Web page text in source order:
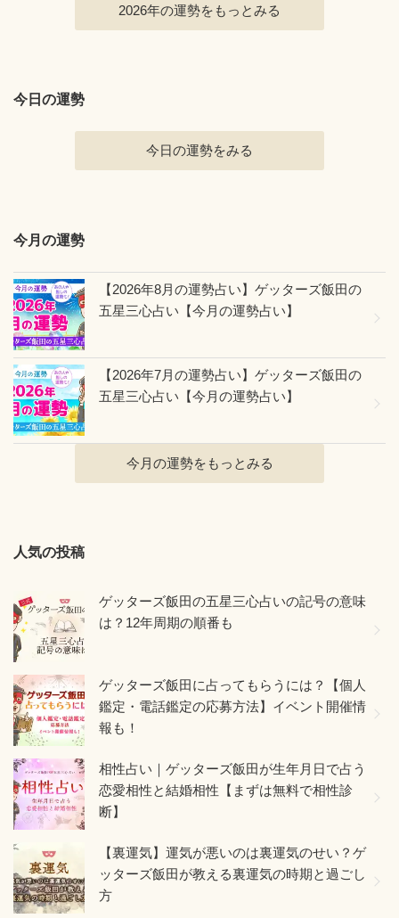
2026年の運勢をもっとみる
今日の運勢
今日の運勢をみる
今月の運勢
【2026年8月の運勢占い】ゲッターズ飯田の
五星三心占い【今月の運勢占い】
【2026年7月の運勢占い】ゲッターズ飯田の
五星三心占い【今月の運勢占い】
今月の運勢をもっとみる
人気の投稿
ゲッターズ飯田の五星三心占いの記号の意味
は？12年周期の順番も
ゲッターズ飯田に占ってもらうには？【個人
鑑定・電話鑑定の応募方法】イベント開催情
報も！
相性占い｜ゲッターズ飯田が生年月日で占う
恋愛相性と結婚相性【まずは無料で相性診
断】
【裏運気】運気が悪いのは裏運気のせい？ゲ
ッターズ飯田が教える裏運気の時期と過ごし
方